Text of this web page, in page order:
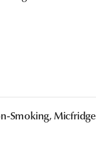
Smoking, Micfridge